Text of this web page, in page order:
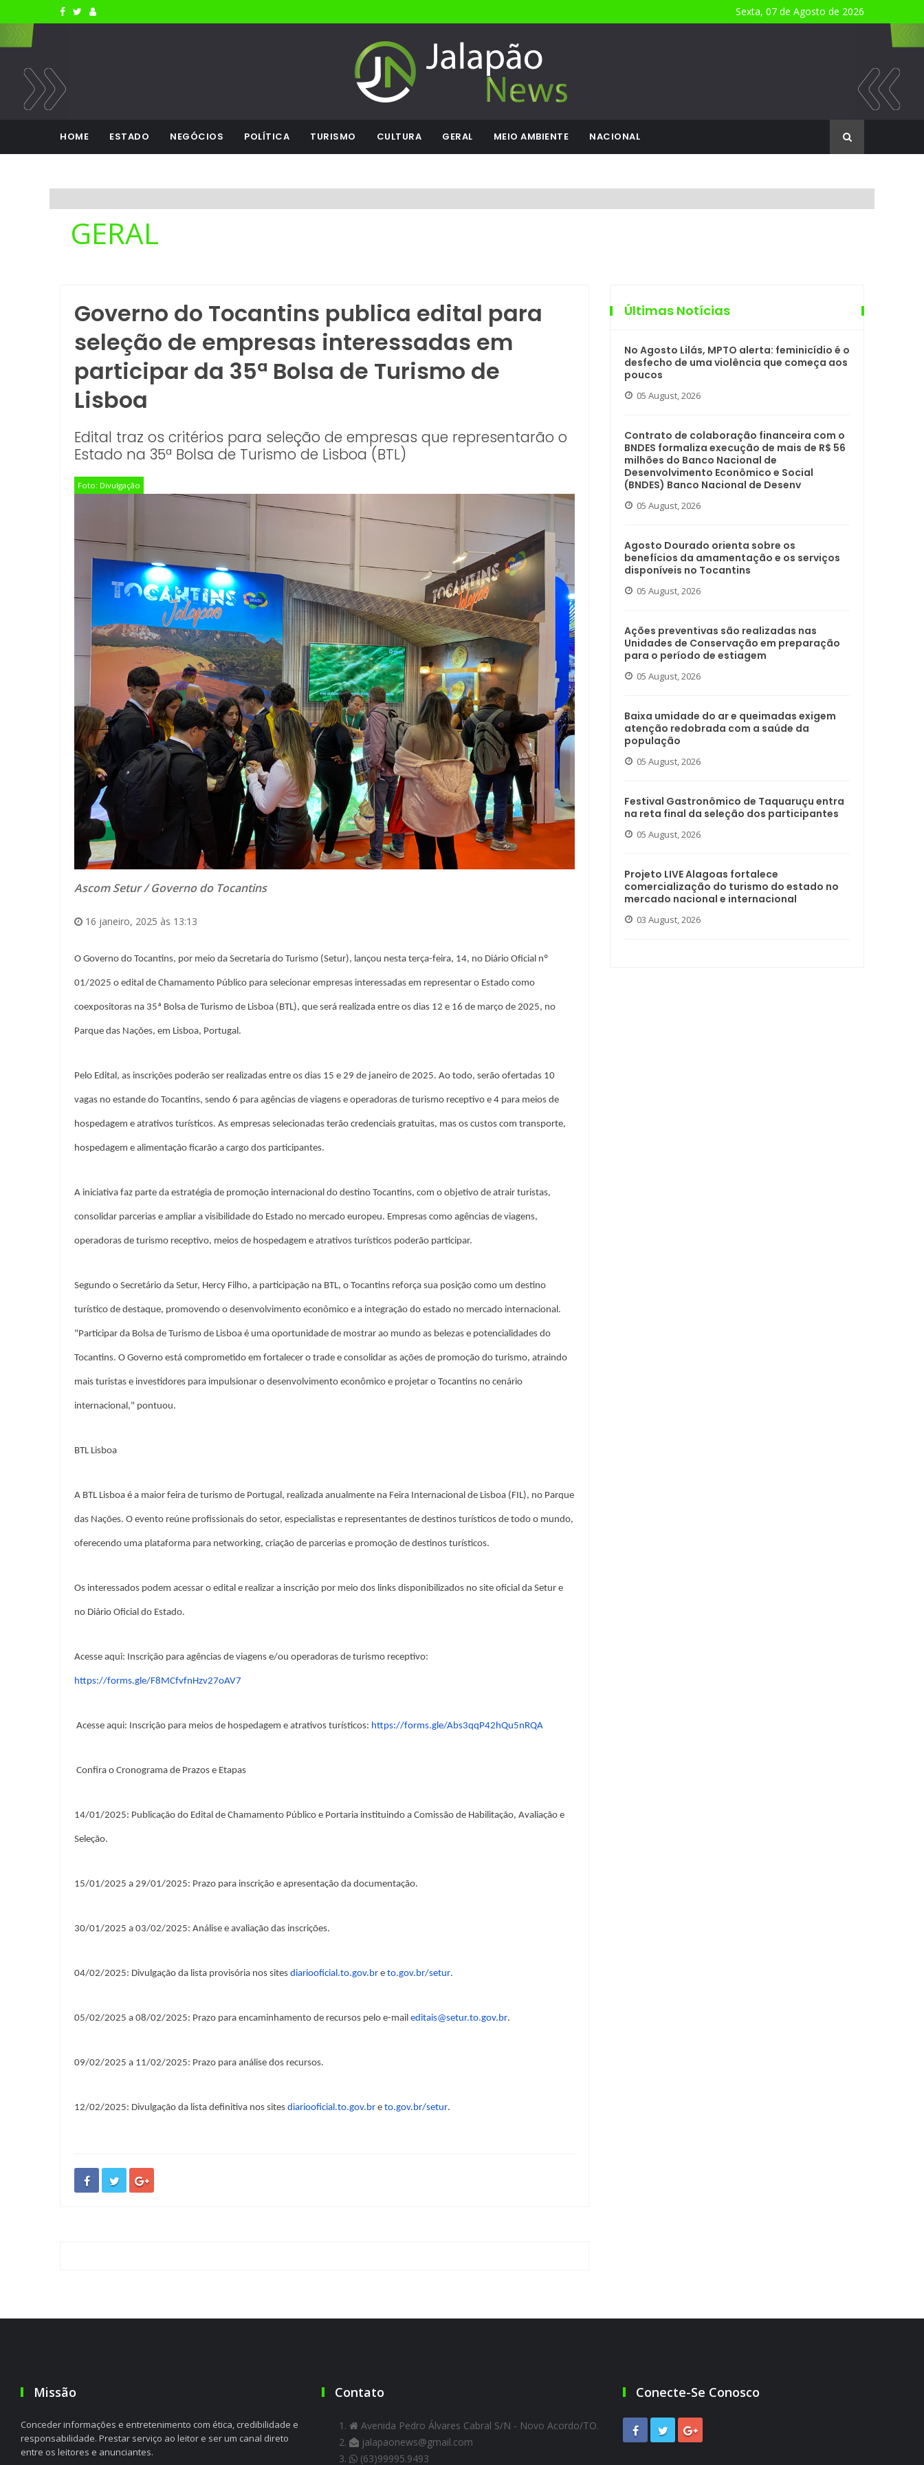
Sexta, 07 de Agosto de 2026
HOME ESTADO NEGÓCIOS POLÍTICA TURISMO CULTURA GERAL MEIO AMBIENTE NACIONAL
GERAL
Governo do Tocantins publica edital para
seleção de empresas interessadas em
participar da 35ª Bolsa de Turismo de
Lisboa
Edital traz os critérios para seleção de empresas que representarão o
Estado na 35ª Bolsa de Turismo de Lisboa (BTL)
Foto: Divulgação
Ascom Setur / Governo do Tocantins
16 janeiro, 2025 às 13:13
O Governo do Tocantins, por meio da Secretaria do Turismo (Setur), lançou nesta terça-feira, 14, no Diário Oficial nº
01/2025 o edital de Chamamento Público para selecionar empresas interessadas em representar o Estado como
coexpositoras na 35ª Bolsa de Turismo de Lisboa (BTL), que será realizada entre os dias 12 e 16 de março de 2025, no
Parque das Nações, em Lisboa, Portugal.
Pelo Edital, as inscrições poderão ser realizadas entre os dias 15 e 29 de janeiro de 2025. Ao todo, serão ofertadas 10
vagas no estande do Tocantins, sendo 6 para agências de viagens e operadoras de turismo receptivo e 4 para meios de
hospedagem e atrativos turísticos. As empresas selecionadas terão credenciais gratuitas, mas os custos com transporte,
hospedagem e alimentação ficarão a cargo dos participantes.
A iniciativa faz parte da estratégia de promoção internacional do destino Tocantins, com o objetivo de atrair turistas,
consolidar parcerias e ampliar a visibilidade do Estado no mercado europeu. Empresas como agências de viagens,
operadoras de turismo receptivo, meios de hospedagem e atrativos turísticos poderão participar.
Segundo o Secretário da Setur, Hercy Filho, a participação na BTL, o Tocantins reforça sua posição como um destino
turístico de destaque, promovendo o desenvolvimento econômico e a integração do estado no mercado internacional.
"Participar da Bolsa de Turismo de Lisboa é uma oportunidade de mostrar ao mundo as belezas e potencialidades do
Tocantins. O Governo está comprometido em fortalecer o trade e consolidar as ações de promoção do turismo, atraindo
mais turistas e investidores para impulsionar o desenvolvimento econômico e projetar o Tocantins no cenário
internacional," pontuou.
BTL Lisboa
A BTL Lisboa é a maior feira de turismo de Portugal, realizada anualmente na Feira Internacional de Lisboa (FIL), no Parque
das Nações. O evento reúne profissionais do setor, especialistas e representantes de destinos turísticos de todo o mundo,
oferecendo uma plataforma para networking, criação de parcerias e promoção de destinos turísticos.
Os interessados podem acessar o edital e realizar a inscrição por meio dos links disponibilizados no site oficial da Setur e
no Diário Oficial do Estado.
Acesse aqui: Inscrição para agências de viagens e/ou operadoras de turismo receptivo:
https://forms.gle/F8MCfvfnHzv27oAV7
Acesse aqui: Inscrição para meios de hospedagem e atrativos turísticos: https://forms.gle/Abs3qqP42hQu5nRQA
Confira o Cronograma de Prazos e Etapas
14/01/2025: Publicação do Edital de Chamamento Público e Portaria instituindo a Comissão de Habilitação, Avaliação e
Seleção.
15/01/2025 a 29/01/2025: Prazo para inscrição e apresentação da documentação.
30/01/2025 a 03/02/2025: Análise e avaliação das inscrições.
04/02/2025: Divulgação da lista provisória nos sites diariooficial.to.gov.br e to.gov.br/setur.
05/02/2025 a 08/02/2025: Prazo para encaminhamento de recursos pelo e-mail editais@setur.to.gov.br.
09/02/2025 a 11/02/2025: Prazo para análise dos recursos.
12/02/2025: Divulgação da lista definitiva nos sites diariooficial.to.gov.br e to.gov.br/setur.
Últimas Notícias
No Agosto Lilás, MPTO alerta: feminicídio é o
desfecho de uma violência que começa aos
poucos
05 August, 2026
Contrato de colaboração financeira com o
BNDES formaliza execução de mais de R$ 56
milhões do Banco Nacional de
Desenvolvimento Econômico e Social
(BNDES) Banco Nacional de Desenv
05 August, 2026
Agosto Dourado orienta sobre os
benefícios da amamentação e os serviços
disponíveis no Tocantins
05 August, 2026
Ações preventivas são realizadas nas
Unidades de Conservação em preparação
para o período de estiagem
05 August, 2026
Baixa umidade do ar e queimadas exigem
atenção redobrada com a saúde da
população
05 August, 2026
Festival Gastronômico de Taquaruçu entra
na reta final da seleção dos participantes
05 August, 2026
Projeto LIVE Alagoas fortalece
comercialização do turismo do estado no
mercado nacional e internacional
03 August, 2026
Missão
Conceder informações e entretenimento com ética, credibilidade e
responsabilidade. Prestar serviço ao leitor e ser um canal direto
entre os leitores e anunciantes.
Contato
Avenida Pedro Álvares Cabral S/N - Novo Acordo/TO.
jalapaonews@gmail.com
(63)99995.9493
Conecte-Se Conosco